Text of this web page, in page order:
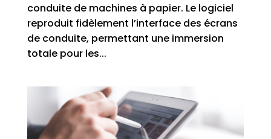
conduite de machines à papier. Le logiciel
reproduit fidèlement l’interface des écrans
de conduite, permettant une immersion
totale pour les...